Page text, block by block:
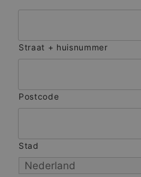
Straat + huisnummer
Postcode
Stad